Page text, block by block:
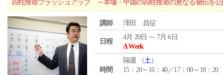
四柱推命ブラッシュアップ ～本場・中国の四柱推命の更なる秘伝を
講師 澤田 昌征
日程
4月 20日 ～ 7月 6日
A Week
時間
隔週 （土）
15：20～16：40／17：00～18：20